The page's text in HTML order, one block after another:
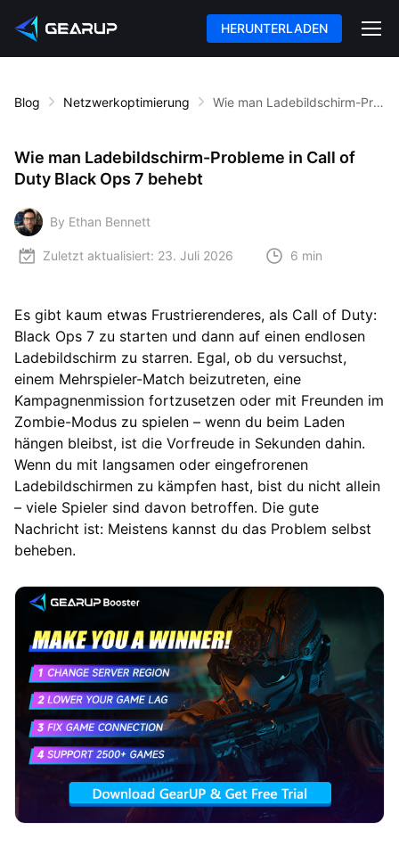
HERUNTERLADEN
Blog Netzwerkoptimierung Wie man Ladebildschirm-Probleme in Call of Duty Black Ops 7 behebt
Wie man Ladebildschirm-Probleme in Call of
Duty Black Ops 7 behebt
By Ethan Bennett
Zuletzt aktualisiert: 23. Juli 2026 6 min
Es gibt kaum etwas Frustrierenderes, als Call of Duty:
Black Ops 7 zu starten und dann auf einen endlosen
Ladebildschirm zu starren. Egal, ob du versuchst,
einem Mehrspieler-Match beizutreten, eine
Kampagnenmission fortzusetzen oder mit Freunden im
Zombie-Modus zu spielen – wenn du beim Laden
hängen bleibst, ist die Vorfreude in Sekunden dahin.
Wenn du mit langsamen oder eingefrorenen
Ladebildschirmen zu kämpfen hast, bist du nicht allein
– viele Spieler sind davon betroffen. Die gute
Nachricht ist: Meistens kannst du das Problem selbst
beheben.